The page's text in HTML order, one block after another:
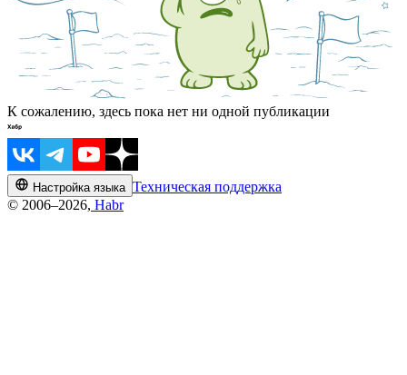
К сожалению, здесь пока нет ни одной публикации
Настройка языка Техническая поддержка
© 2006–2026, Habr